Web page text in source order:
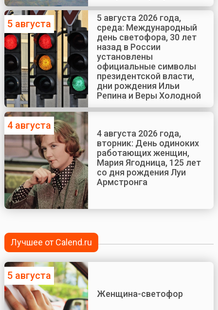
5 августа
5 августа 2026 года,
среда: Международный
день светофора, 30 лет
назад в России
установлены
официальные символы
президентской власти,
дни рождения Ильи
Репина и Веры Холодной
4 августа
4 августа 2026 года,
вторник: День одиноких
работающих женщин,
Мария Ягодница, 125 лет
со дня рождения Луи
Армстронга
Лучшее от Calend.ru
5 августа
Женщина-светофор